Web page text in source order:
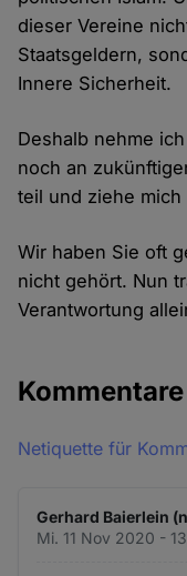
dieser Vereine
Staatsgeldern,
Innere Sicherheit.
Deshalb nehme
noch an
teil und ziehe
Wir haben Sie oft
nicht gehört. Nun
Verantwortung
Kommentare
Netiquette für
Gerhard Baierlein
Mi. 11 Nov 2020 -